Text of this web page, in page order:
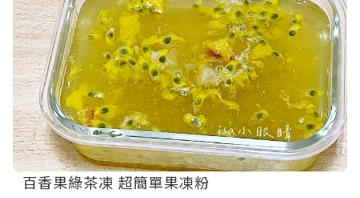
百香果綠茶凍 超簡單果凍粉